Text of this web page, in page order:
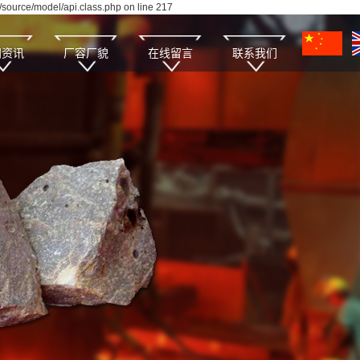
model/api.class.php on line 217
讯 厂容厂貌 在线留言 联系我们